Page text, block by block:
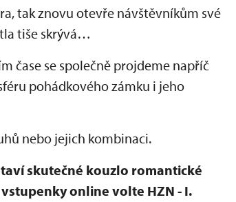
tak znovu otevře návštěvníkům své
tiše skrývá…
čase se společně projdeme napříč
pohádkového zámku i jeho
nebo jejich kombinaci.
skutečné kouzlo romantické
online volte HZN - I.